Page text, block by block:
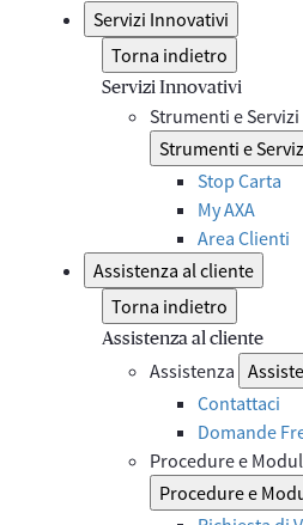
Servizi Innovativi
Torna indietro
Servizi Innovativi
Strumenti e
Strumenti e
Stop Carta
My AXA
Area Clienti
Assistenza al cliente
Torna indietro
Assistenza al cliente
Assistenza
Contattaci
Domande
Procedure e
Procedure e